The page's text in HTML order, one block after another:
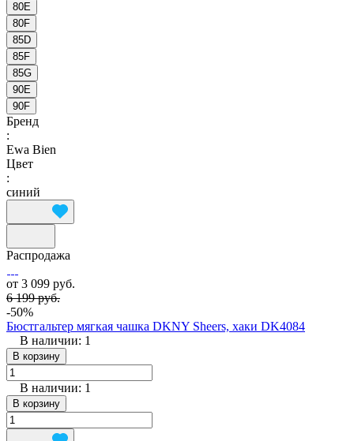
80E
80F
85D
85F
85G
90E
90F
Бренд
:
Ewa Bien
Цвет
:
синий
Распродажа
от 3 099 руб.
6 199 руб.
-50%
Бюстгальтер мягкая чашка DKNY Sheers, хаки DK4084
В наличии: 1
В корзину
В наличии: 1
В корзину